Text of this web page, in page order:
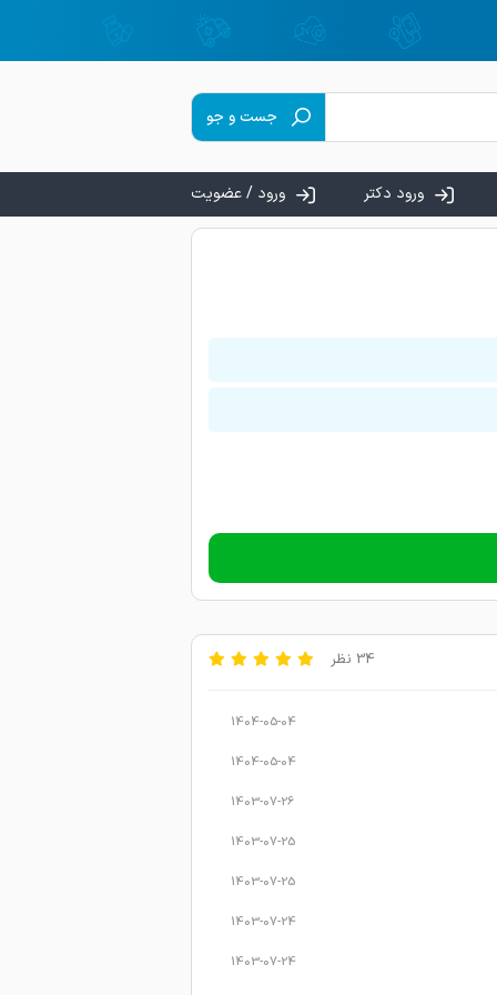
جست و جو
ورود دکتر ورود / عضویت
34 نظر
1404-05-04
1404-05-04
1403-07-26
1403-07-25
1403-07-25
1403-07-24
1403-07-24